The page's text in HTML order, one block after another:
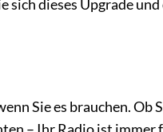
dieses Upgrade
Sie es brauchen. Ob